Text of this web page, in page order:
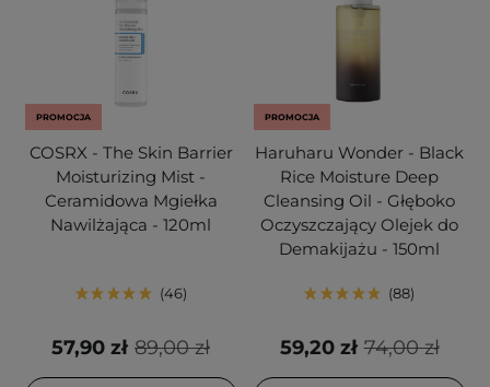
PROMOCJA
COSRX - The Skin Barrier
Moisturizing Mist -
Ceramidowa Mgiełka
Nawilżająca - 120ml
46
89,00 zł
57,90 zł
PROMOCJA
Haruharu Wonder - Black
Rice Moisture Deep
Cleansing Oil - Głęboko
Oczyszczający Olejek do
Demakijażu - 150ml
88
74,00 zł
59,20 zł